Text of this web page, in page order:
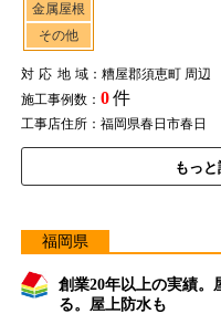
金属屋根
その他
対応地域：糟屋郡須恵町 周辺
施工事例数： 0件
工事店住所：福岡県春日市春日
もっ
福岡県
創業20年以上の実績。
る。屋上防水も